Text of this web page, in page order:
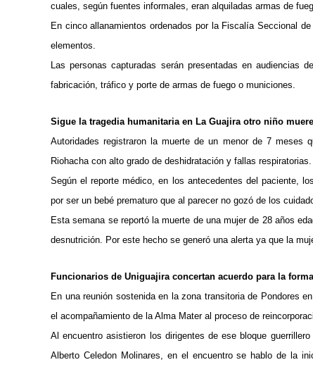
cuales, según fuentes informales, eran alquiladas armas de
En cinco allanamientos ordenados por la Fiscalía Seccional
elementos.
Las personas capturadas serán presentadas en audiencias
fabricación, tráfico y porte de armas de fuego o municiones.
Sigue la tragedia humanitaria en La Guajira otro niño
Autoridades registraron la muerte de un menor de 7 meses
Riohacha con alto grado de deshidratación y fallas respiratorias.
Según el reporte médico, en los antecedentes del paciente,
por ser un bebé prematuro que al parecer no gozó de los
Esta semana se reportó la muerte de una mujer de 28 años
desnutrición. Por este hecho se generó una alerta ya que la
Funcionarios de Uniguajira concertan acuerdo para la
En una reunión sostenida en la zona transitoria de Pondores
el acompañamiento de la Alma Mater al proceso de
Al encuentro asistieron los dirigentes de ese bloque
Alberto Celedon Molinares, en el encuentro se hablo de la